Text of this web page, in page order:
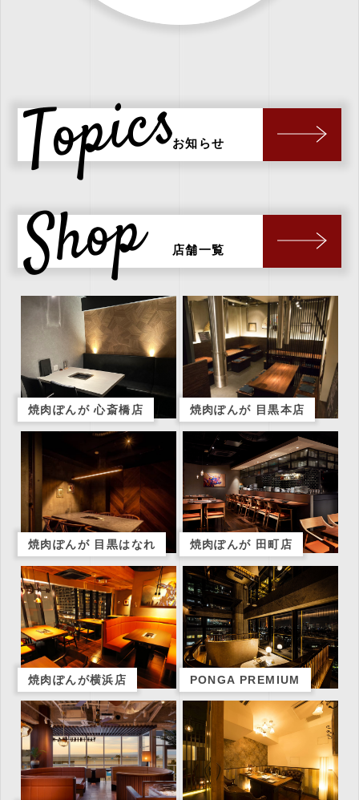
Topicsお知らせ
Shop 店舗一覧
焼肉ぽんが 心斎橋店 焼肉ぽんが 目黒本店
焼肉ぽんが 目黒はなれ 焼肉ぽんが 田町店
焼肉ぽんが横浜店 PONGA PREMIUM